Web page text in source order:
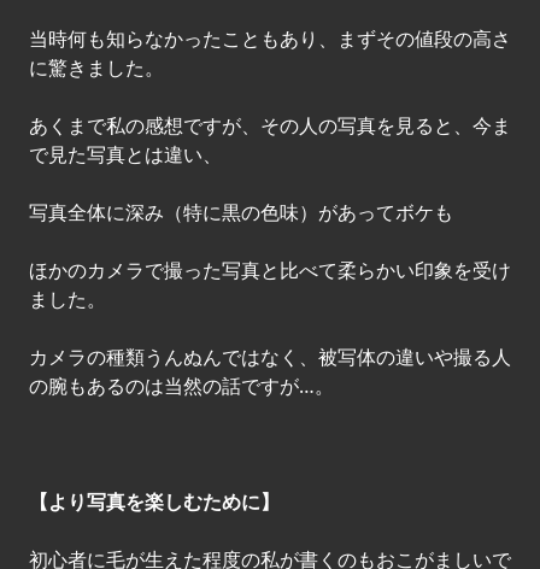
当時何も知らなかったこともあり、まずその値段の高さ
に驚きました。
あくまで私の感想ですが、その人の写真を見ると、今ま
で見た写真とは違い、
写真全体に深み（特に黒の色味）があってボケも
ほかのカメラで撮った写真と比べて柔らかい印象を受け
ました。
カメラの種類うんぬんではなく、被写体の違いや撮る人
の腕もあるのは当然の話ですが…。
【より写真を楽しむために】
初心者に毛が生えた程度の私が書くのもおこがましいで